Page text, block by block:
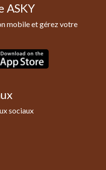
ASKY
mobile et gérez votre
sociaux